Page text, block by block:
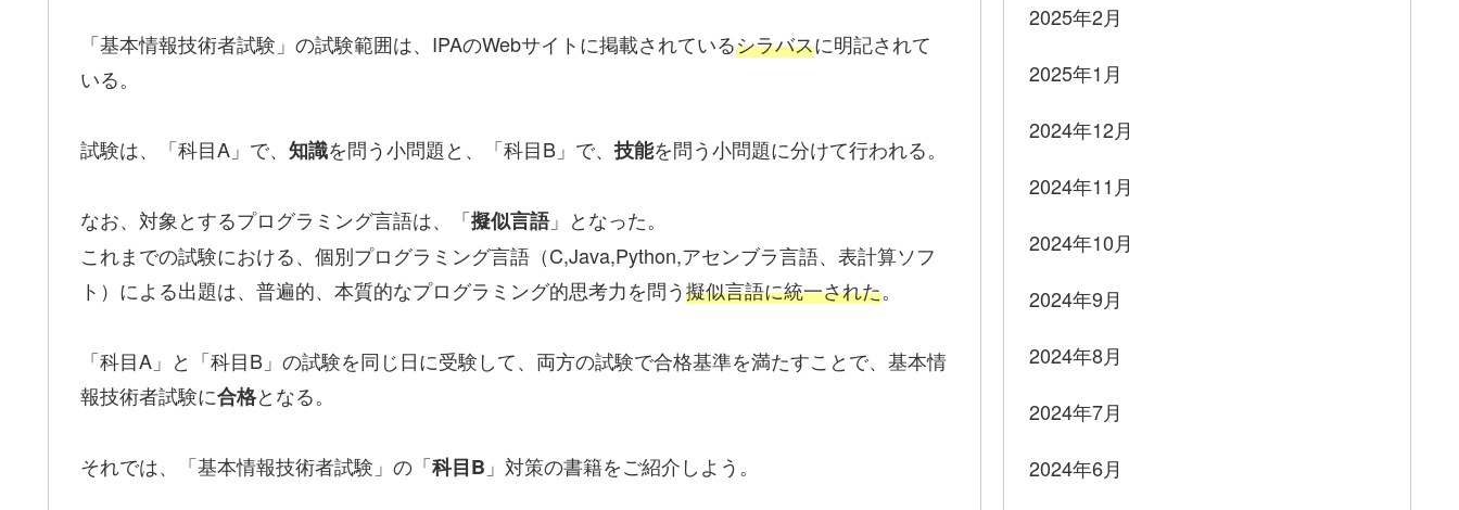
「基本情報技術者試験」の試験範囲は、IPAのWebサイトに掲載されているシラバスに明記されて
いる。
試験は、「科目A」で、 知識を問う小問題と、「科目B」で、 技能を問う小問題に分けて行われる。
なお、対象とするプログラミング言語は、「擬似言語」となった。
これまでの試験における、個別プログラミング言語（C,Java,Python,アセンブラ言語、表計算ソフ
ト）による出題は、普遍的、本質的なプログラミング的思考力を問う擬似言語に統一された。
「科目A」と「科目B」の試験を同じ日に受験して、両方の試験で合格基準を満たすことで、基本情
報技術者試験に合格となる。
それでは、「基本情報技術者試験」の「科目B 」対策の書籍をご紹介しよう。
2025年2月
2025年1月
2024年12月
2024年11月
2024年10月
2024年9月
2024年8月
2024年7月
2024年6月